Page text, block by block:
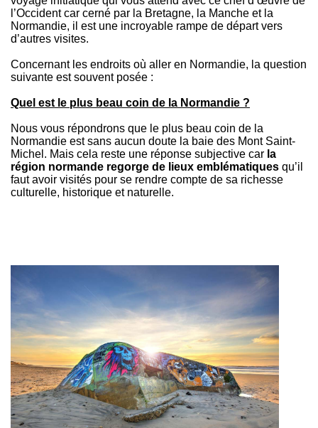
l’Occident car cerné par la Bretagne, la Manche et la
Normandie, il est une incroyable rampe de départ vers
d’autres visites.
Concernant les endroits où aller en Normandie, la question
suivante est souvent posée :
Quel est le plus beau coin de la Normandie ?
Nous vous répondrons que le plus beau coin de la
Normandie est sans aucun doute la baie des Mont Saint-
Michel. Mais cela reste une réponse subjective car la
région normande regorge de lieux emblématiques qu’il
faut avoir visités pour se rendre compte de sa richesse
culturelle, historique et naturelle.